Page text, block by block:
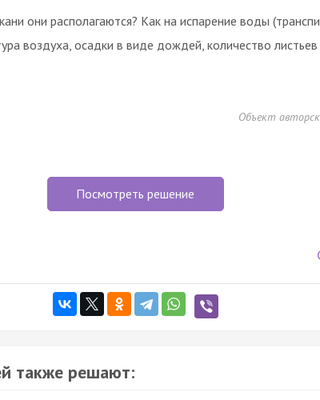
они располагаются? Как на испарение воды
воздуха, осадки в виде дождей, количество листьев
Объект
Посмотреть решение
также решают: